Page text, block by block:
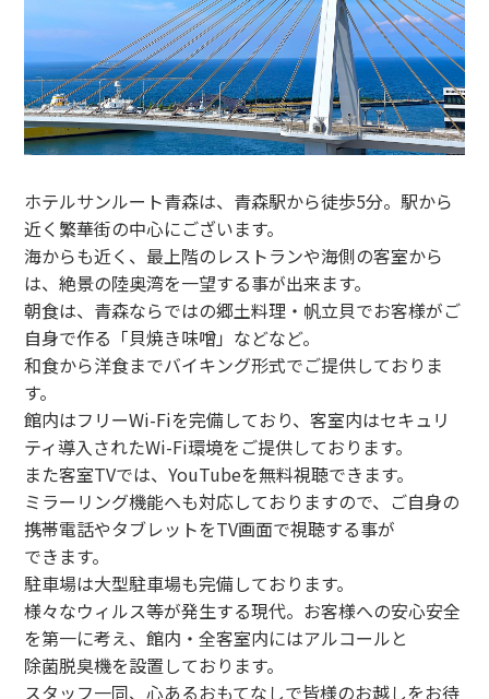
ホテルサンルート青森は、青森駅から徒歩5分。駅から
近く繁華街の中心にございます。
海からも近く、最上階のレストランや海側の客室から
は、絶景の陸奥湾を一望する事が出来ます。
朝食は、青森ならではの郷土料理・帆立貝でお客様がご
自身で作る「貝焼き味噌」などなど。
和食から洋食までバイキング形式でご提供しておりま
す。
館内はフリーWi-Fiを完備しており、客室内はセキュリ
ティ導入されたWi-Fi環境をご提供しております。
また客室TVでは、YouTubeを無料視聴できます。
ミラーリング機能へも対応しておりますので、ご自身の
携帯電話やタブレットをTV画面で視聴する事が
できます。
駐車場は大型駐車場も完備しております。
様々なウィルス等が発生する現代。お客様への安心安全
を第一に考え、館内・全客室内にはアルコールと
除菌脱臭機を設置しております。
スタッフ一同、心あるおもてなしで皆様のお越しをお待